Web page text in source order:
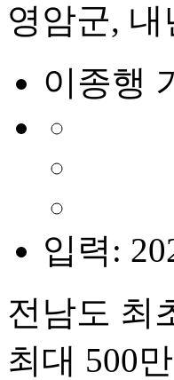
영암군,
이종행
입력:
전남도 최
최대 500